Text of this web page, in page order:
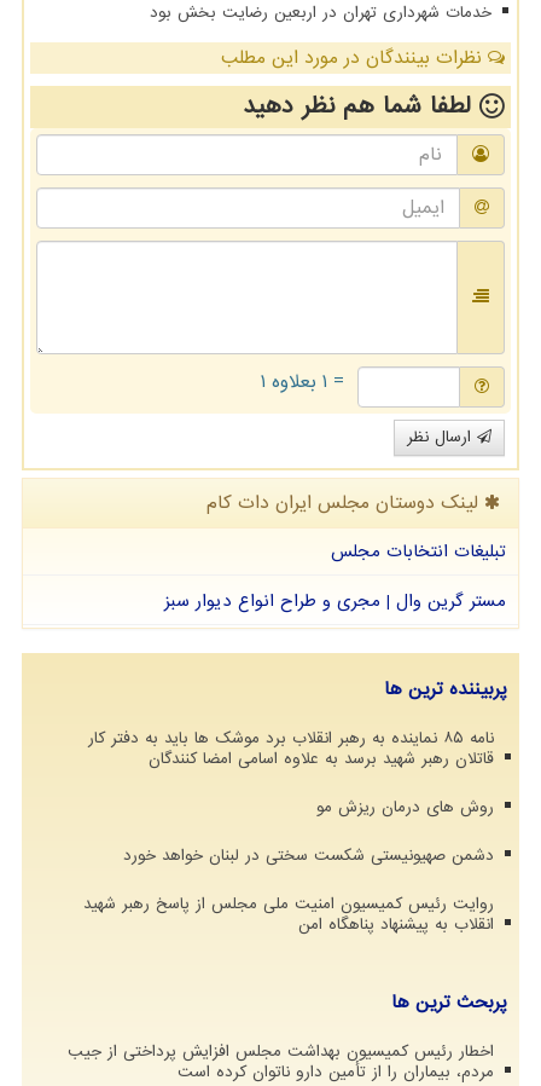
خدمات شهرداری تهران در اربعین رضایت بخش بود
نظرات بینندگان در مورد این مطلب
لطفا شما همنظر دهید
= ۱ بعلاوه ۱
ارسال نظر
لینک دوستان مجلس ایران دات كام
تبلیغات انتخابات مجلس
مستر گرین وال | مجری و طراح انواع دیوار سبز
پربیننده ترین ها
نامه ۸۵ نماینده به رهبر انقلاب برد موشک ها باید به دفتر کار
قاتلان رهبر شهید برسد به علاوه اسامی امضا کنندگان
روش های درمان ریزش مو
دشمن صهیونیستی شکست سختی در لبنان خواهد خورد
روایت رئیس کمیسیون امنیت ملی مجلس از پاسخ رهبر شهید
انقلاب به پیشنهاد پناهگاه امن
پربحث ترین ها
اخطار رئیس کمیسیون بهداشت مجلس افزایش پرداختی از جیب
مردم، بیماران را از تأمین دارو ناتوان کرده است